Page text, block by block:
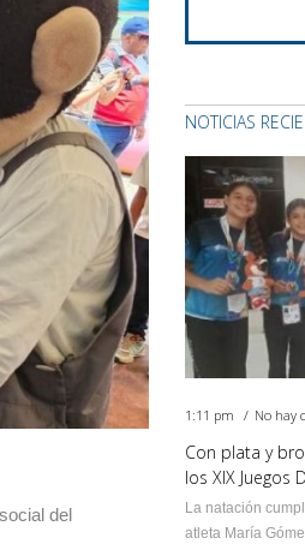
del
NOTICIAS
1:11 pm No hay
Con plata y
los XIX Juegos
La natación
atleta María